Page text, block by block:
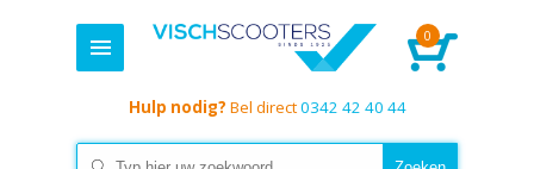
0
Hulp nodig? Bel direct0342 42 40 44